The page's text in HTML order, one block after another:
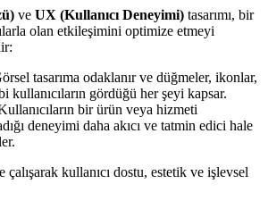
ve UX (Kullanıcı Deneyimi) tasarımı, bir
olan etkileşimini optimize etmeyi
tasarıma odaklanır ve düğmeler, ikonlar,
kullanıcıların gördüğü her şeyi kapsar.
bir ürün veya hizmeti
deneyimi daha akıcı ve tatmin edici hale
kullanıcı dostu, estetik ve işlevsel